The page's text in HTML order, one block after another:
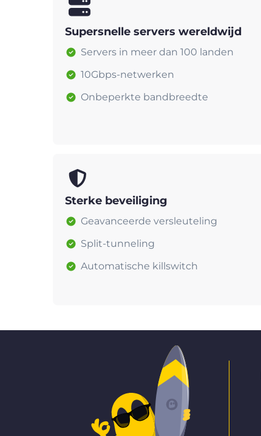
Supersnelle servers wereldwijd
Servers in meer dan 100 landen
10Gbps-netwerken
Onbeperkte bandbreedte
Sterke beveiliging
Geavanceerde versleuteling
Split-tunneling
Automatische killswitch